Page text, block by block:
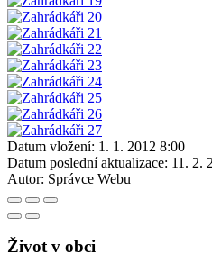
Datum vložení: 1. 1. 2012 8:00
Datum poslední aktualizace: 11. 2.
Autor: Správce Webu
Život v obci